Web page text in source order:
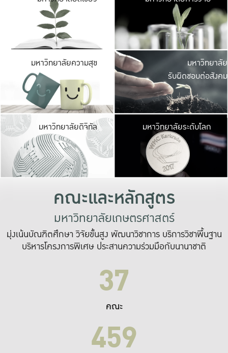
มีพื้นที่เขียวสดใส
เป็นป่าในเมือง เกษต
มหาวิทยาลัยความสุข มหาวิ
ค
เปิดประ
และพบเรื่องราวใ
มหาวิทยาลัย
รับผิดชอบต่อสังคม
มหาวิทยาลัยดิจิทัล มหาวิ
เปลี่ยนแปลง แล
เพื่อทำง
ระบบสารสนเทศ
มหาวิทยาลัยระดับโลก
คณะและหลักสูตร
มหาวิทยาลัยเกษตรศาสตร์
มุ่งเน้นบัณฑิตศึกษา วิจัยขั้นสูง พัฒนาวิชาการ บริการวิชาพื้นฐาน
บริหารโครงการพิเศษ ประสานความร่วมมือกับนานาชาติ
37
คณะ
459